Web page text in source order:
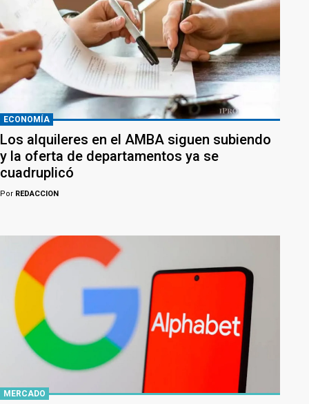
ECONOMÍA
Los alquileres en el AMBA siguen subiendo
y la oferta de departamentos ya se
cuadruplicó
Por REDACCION
MERCADO